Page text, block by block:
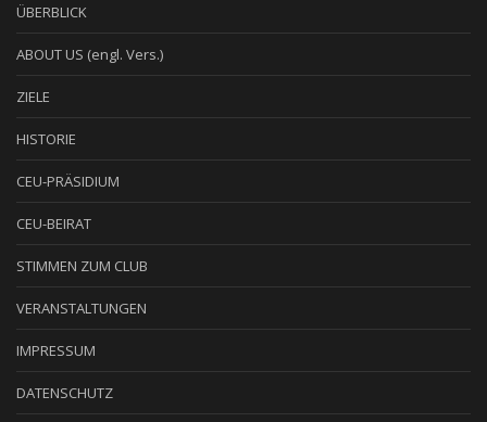
ÜBERBLICK
ABOUT US (engl. Vers.)
ZIELE
HISTORIE
CEU-PRÄSIDIUM
CEU-BEIRAT
STIMMEN ZUM CLUB
VERANSTALTUNGEN
IMPRESSUM
DATENSCHUTZ